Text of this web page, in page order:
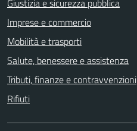
Imprese e commercio
Mobilità e trasporti
Salute, benessere e assistenza
Tributi, finanze e contravvenzioni
Rifiuti